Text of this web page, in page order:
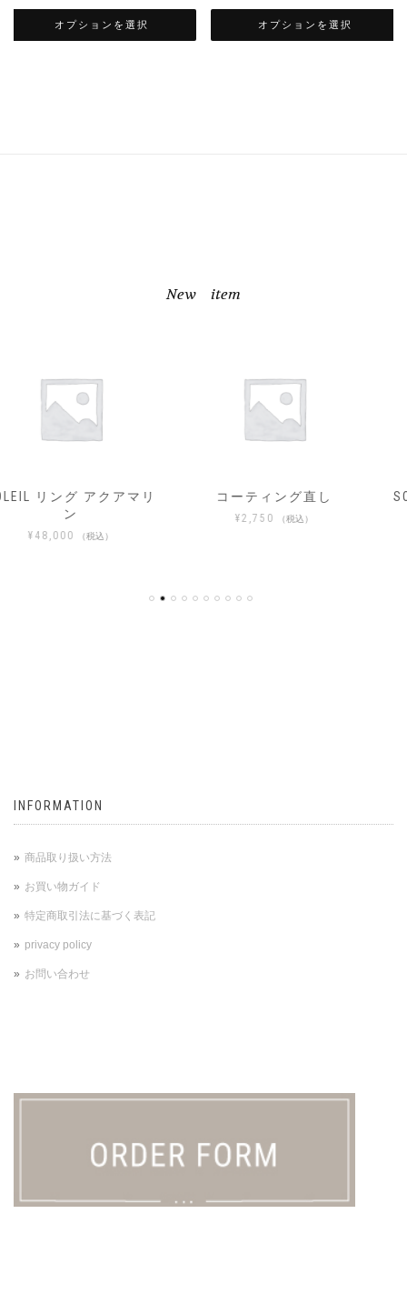
オプションを選択 オプションを選択
New item
コーティング直し
¥2,750
SOLEIL_ソレイユ ヘソナ
イト イヤーカフ02
INFORMATION
商品取り扱い方法
お買い物ガイド
特定商取引法に基づく表記
privacy policy
お問い合わせ